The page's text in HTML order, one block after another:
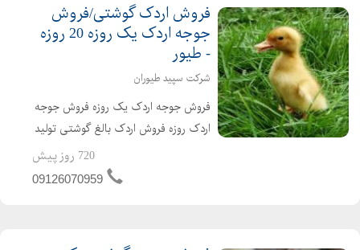
فروش اردک گوشتی/فروش
جوجه اردک یک روزه 20 روزه
- طیور
شرکت سپید طیوران
فروش جوجه اردک یک روزه فروش جوجه
اردک روزه فروش اردک بالغ گوشتی تولید
کننده ی جوجه اردک از یک روزه تا بالغ
فروش اردک گوشتی عمده ای و خرده ای
720 روز پیش
09126070959